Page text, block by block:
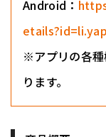
Android：
※アプリの各種
ります。